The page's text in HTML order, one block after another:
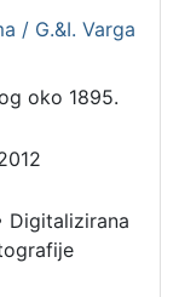
/ G.&I. Varga
oko 1895.
Digitalizirana